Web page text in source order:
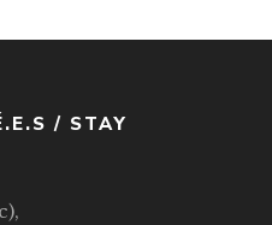
K. Le Guin
/ STAY